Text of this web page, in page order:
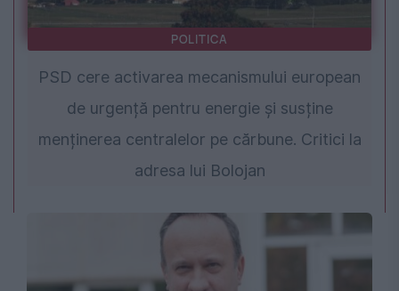
POLITICA
PSD cere activarea mecanismului european
de urgență pentru energie și susține
menținerea centralelor pe cărbune. Critici la
adresa lui Bolojan